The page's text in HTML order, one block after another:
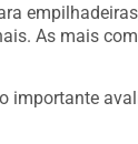
As mais
importante